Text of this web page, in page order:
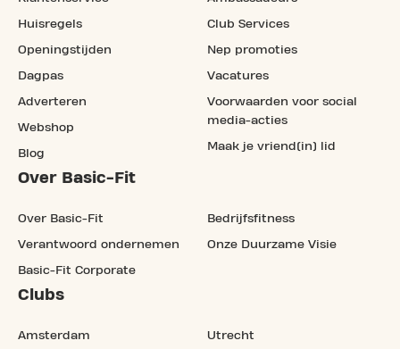
Huisregels
Openingstijden
Dagpas
Adverteren
Webshop
Blog
Club Services
Nep promoties
Vacatures
Voorwaarden voor social
media-acties
Maak je vriend(in) lid
Over Basic-Fit
Over Basic-Fit
Verantwoord ondernemen
Basic-Fit Corporate
Bedrijfsfitness
Onze Duurzame Visie
Clubs
Amsterdam Utrecht